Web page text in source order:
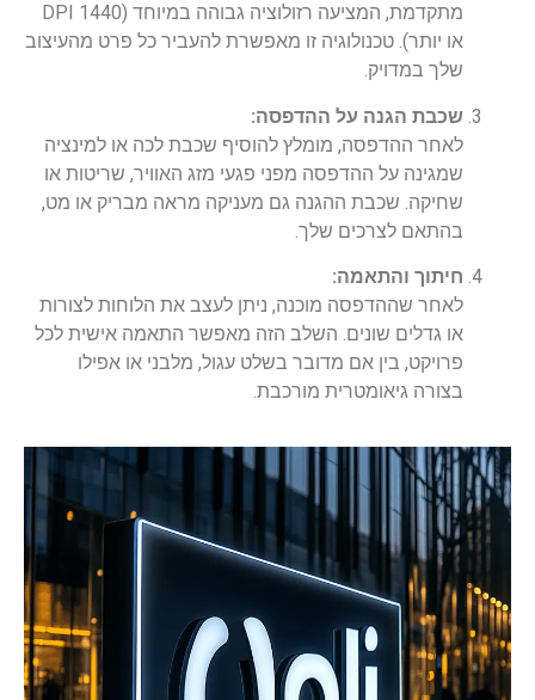
מתקדמת, המציעה רזולוציה גבוהה במיוחד (DPI 1440
או יותר). טכנולוגיה זו מאפשרת להעביר כל פרט מהעיצוב
שלך במדויק.
שכבת הגנה על ההדפסה:
לאחר ההדפסה, מומלץ להוסיף שכבת לכה או למינציה
שמגינה על ההדפסה מפני פגעי מזג האוויר, שריטות או
שחיקה. שכבת ההגנה גם מעניקה מראה מבריק או מט,
בהתאם לצרכים שלך.
חיתוך והתאמה:
לאחר שההדפסה מוכנה, ניתן לעצב את הלוחות לצורות
או גדלים שונים. השלב הזה מאפשר התאמה אישית לכל
פרויקט, בין אם מדובר בשלט עגול, מלבני או אפילו
בצורה גיאומטרית מורכבת.